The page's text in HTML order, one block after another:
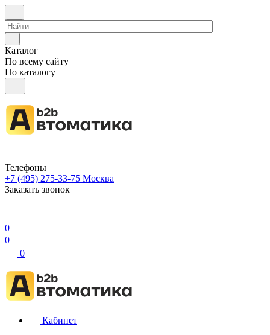
Каталог
По всему сайту
По каталогу
Телефоны
+7 (495) 275-33-75 Москва
Заказать звонок
0
0
0
Кабинет